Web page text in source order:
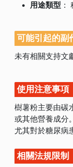
用途類型 ：
可能引起的副
未有相關支持文
使用注意事項
樹薯粉主要由碳
或其他營養成分
尤其對於糖尿病
相關法規限制